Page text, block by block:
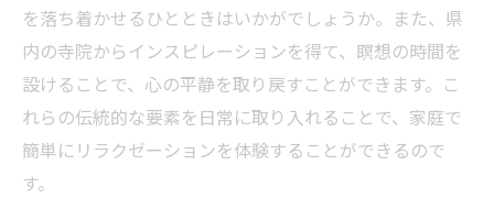
を落ち着かせるひとときはいかがでしょうか。また、県
内の寺院からインスピレーションを得て、瞑想の時間を
設けることで、心の平静を取り戻すことができます。こ
れらの伝統的な要素を日常に取り入れることで、家庭で
簡単にリラクゼーションを体験することができるので
す。